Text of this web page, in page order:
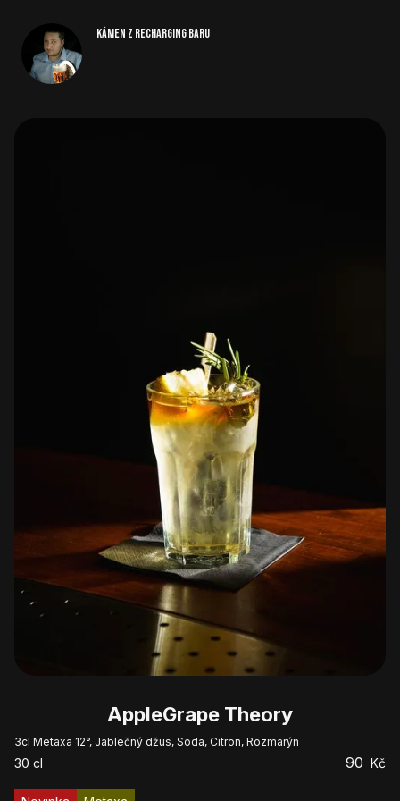
Kámen z Recharging baru
AppleGrape Theory
3cl Metaxa 12°, Jablečný džus, Soda, Citron, Rozmarýn
30 cl 90 Kč